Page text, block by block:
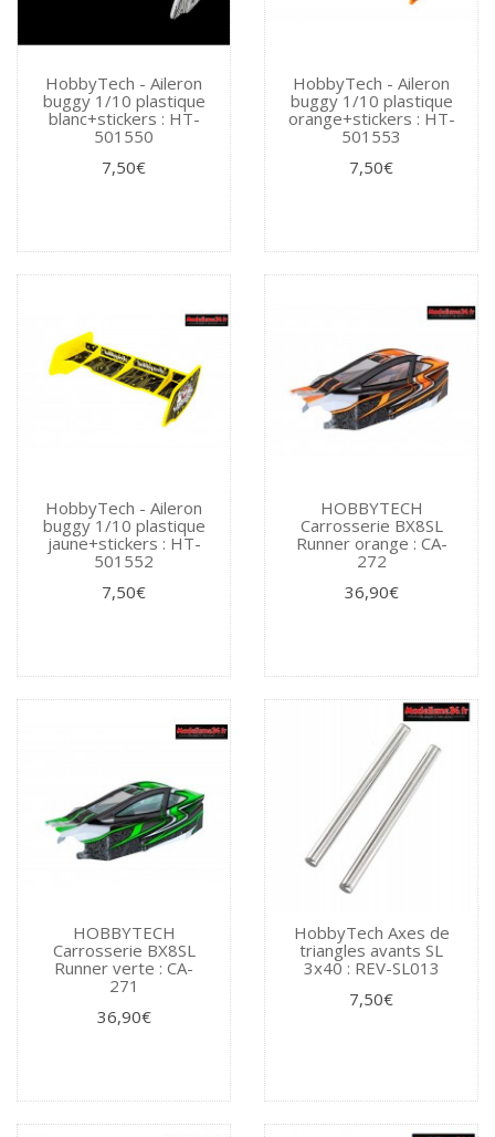
HobbyTech - Aileron
buggy 1/10 plastique
blanc+stickers : HT-
501550
7,50€
HobbyTech - Aileron
buggy 1/10 plastique
orange+stickers : HT-
501553
7,50€
HobbyTech - Aileron
buggy 1/10 plastique
jaune+stickers : HT-
501552
7,50€
HOBBYTECH
Carrosserie BX8SL
Runner orange : CA-
272
36,90€
HOBBYTECH
Carrosserie BX8SL
Runner verte : CA-
271
36,90€
HobbyTech Axes de
triangles avants SL
3x40 : REV-SL013
7,50€